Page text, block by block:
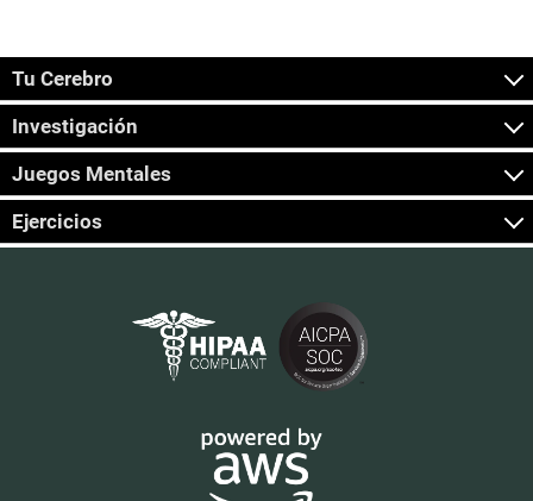
Tu Cerebro
Investigación
Juegos Mentales
Ejercicios